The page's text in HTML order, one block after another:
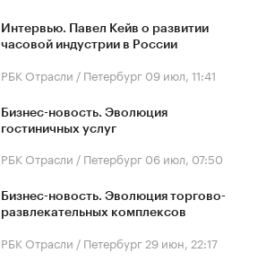
Интервью. Павел Кейв о развитии
часовой индустрии в России
РБК Отрасли / Петербург 09 июл, 11:41
Бизнес-новость. Эволюция
гостиничных услуг
РБК Отрасли / Петербург 06 июл, 07:50
Бизнес-новость. Эволюция торгово-
развлекательных комплексов
РБК Отрасли / Петербург 29 июн, 22:17